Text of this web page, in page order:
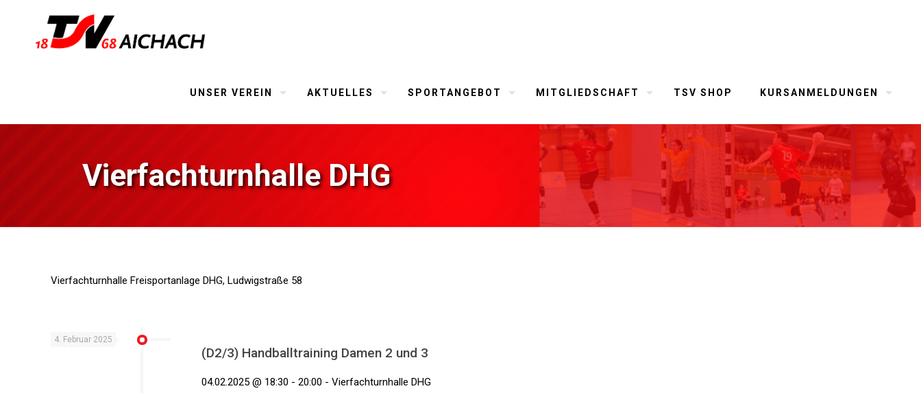
UNSER VEREIN AKTUELLES SPORTANGEBOT MITGLIEDSCHAFT TSV SHOP KURSANMELDUNGEN
Vierfachturnhalle DHG
Vierfachturnhalle Freisportanlage DHG, Ludwigstraße 58
4. Februar 2025
(D2/3) Handballtraining Damen 2 und 3
04.02.2025 @ 18:30 - 20:00 - Vierfachturnhalle DHG